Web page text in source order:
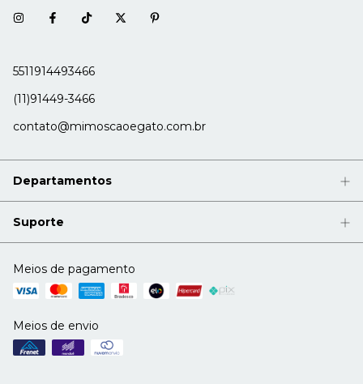
5511914493466
(11)91449-3466
contato@mimoscaoegato.com.br
Departamentos
Suporte
Meios de pagamento
Meios de envio